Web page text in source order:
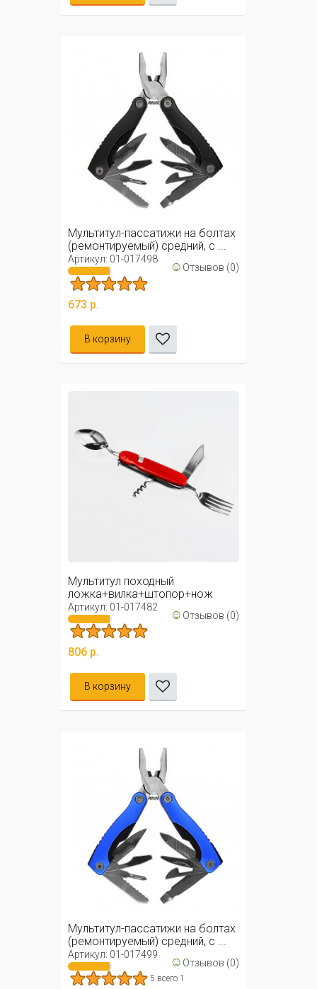
Мультитул-пассатижи на болтах
(ремонтируемый) средний, с ...
Артикул: 01-017498 ☺ Отзывов (0)
673 р.
В корзину
Мультитул походный
ложка+вилка+штопор+нож
стальные (красный)
Артикул: 01-017482 ☺ Отзывов (0)
806 р.
В корзину
Мультитул-пассатижи на болтах
(ремонтируемый) средний, с ...
Артикул: 01-017499 ☺ Отзывов (0)
5 всего 1